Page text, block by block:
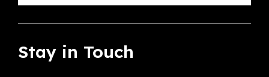
Stay in Touch